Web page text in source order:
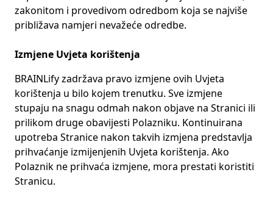
zakonitom i provedivom odredbom koja se najviše
približava namjeri nevažeće odredbe.
Izmjene Uvjeta korištenja
BRAINLify zadržava pravo izmjene ovih Uvjeta
korištenja u bilo kojem trenutku. Sve izmjene
stupaju na snagu odmah nakon objave na Stranici ili
prilikom druge obavijesti Polazniku. Kontinuirana
upotreba Stranice nakon takvih izmjena predstavlja
prihvaćanje izmijenjenih Uvjeta korištenja. Ako
Polaznik ne prihvaća izmjene, mora prestati koristiti
Stranicu.